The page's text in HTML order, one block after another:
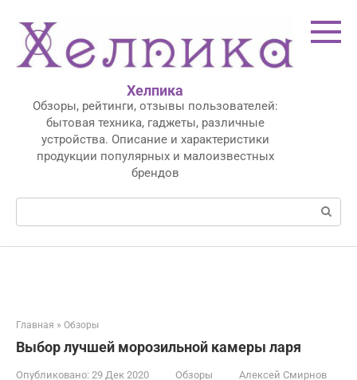
контенту
Хелпика
Обзоры, рейтинги, отзывы пользователей:
бытовая техника, гаджеты, различные
устройства. Описание и характеристики
продукции популярных и малоизвестных
брендов
Поиск:
Главная » Обзоры
Выбор лучшей морозильной камеры ларя
Опубликовано: 29 Дек 2020 Обзоры Алексей Смирнов